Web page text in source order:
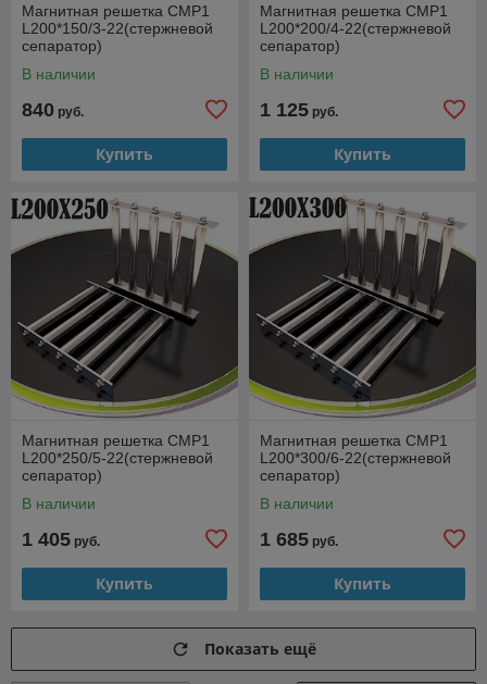
Магнитная решетка СМР1
L200*150/3-22(стержневой
сепаратор)
В наличии
840 руб.
Купить
Магнитная решетка СМР1
L200*200/4-22(стержневой
сепаратор)
В наличии
1 125 руб.
Купить
Магнитная решетка СМР1
L200*250/5-22(стержневой
сепаратор)
В наличии
1 405 руб.
Купить
Магнитная решетка СМР1
L200*300/6-22(стержневой
сепаратор)
В наличии
1 685 руб.
Купить
Показать ещё